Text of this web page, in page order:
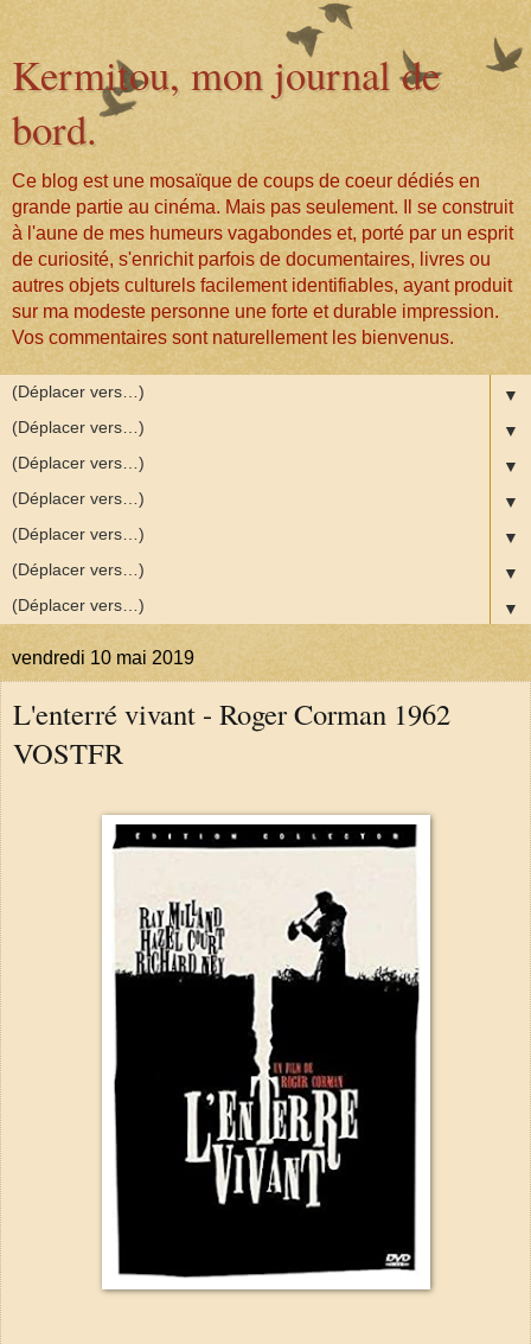
Kermitou, mon journal de
bord.
Ce blog est une mosaïque de coups de coeur dédiés en
grande partie au cinéma. Mais pas seulement. Il se construit
à l'aune de mes humeurs vagabondes et, porté par un esprit
de curiosité, s'enrichit parfois de documentaires, livres ou
autres objets culturels facilement identifiables, ayant produit
sur ma modeste personne une forte et durable impression.
Vos commentaires sont naturellement les bienvenus.
▼
▼
▼
▼
▼
▼
▼
vendredi 10 mai 2019
L'enterré vivant - Roger Corman 1962
VOSTFR